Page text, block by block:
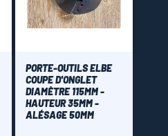
PORTE-OUTILS ELBE
COUPE D'ONGLET
DIAMÈTRE 115MM -
HAUTEUR 35MM -
ALÉSAGE 50MM